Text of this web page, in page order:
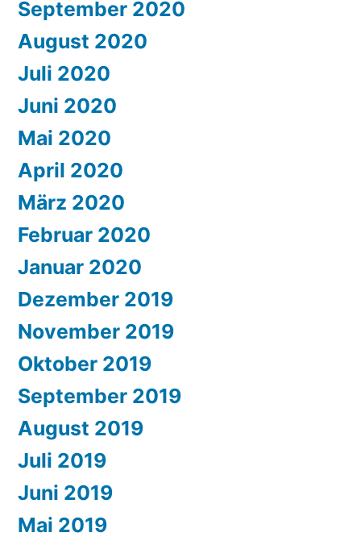
September 2020
August 2020
Juli 2020
Juni 2020
Mai 2020
April 2020
März 2020
Februar 2020
Januar 2020
Dezember 2019
November 2019
Oktober 2019
September 2019
August 2019
Juli 2019
Juni 2019
Mai 2019